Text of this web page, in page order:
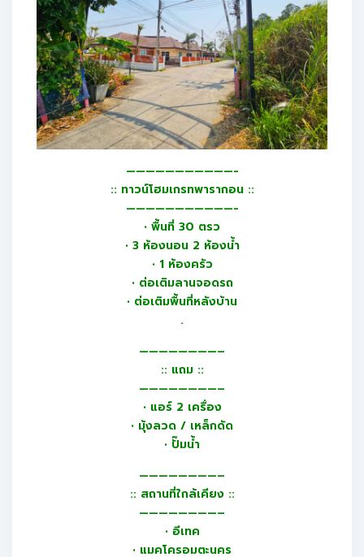
———————————-
:: ทาวน์โฮมเกรทพารากอน ::
———————————-
• พื้นที่ 30 ตรว
• 3 ห้องนอน 2 ห้องน้ำ
• 1 ห้องครัว
• ต่อเติมลานจอดรถ
• ต่อเติมพื้นที่หลังบ้าน
.
————————–
:: แถม ::
————————–
• แอร์ 2 เครื่อง
• มุ้งลวด / เหล็กดัด
• ปั๊มน้ำ
————————–
:: สถานที่ใกล้เคียง ::
————————–
• อีเทค
• แมคโครอมตะนคร